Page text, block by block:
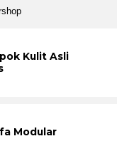
Kulit Asli
Modular